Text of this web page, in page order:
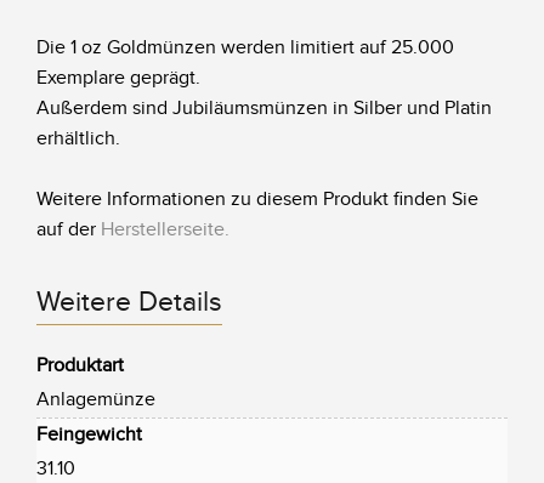
Die 1 oz Goldmünzen werden limitiert auf 25.000
Exemplare geprägt.
Außerdem sind Jubiläumsmünzen in Silber und Platin
erhältlich.
Weitere Informationen zu diesem Produkt finden Sie
auf der Herstellerseite.
Weitere Details
Produktart
Anlagemünze
Feingewicht
31.10